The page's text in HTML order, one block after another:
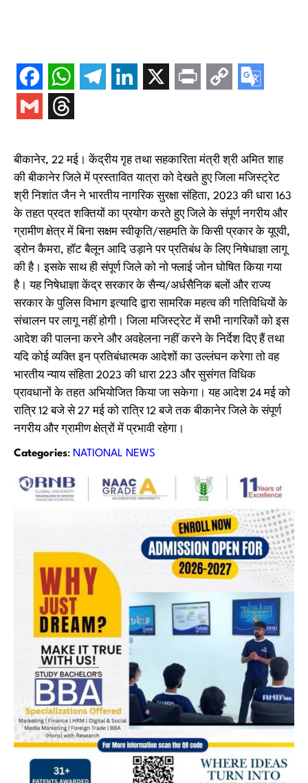
बीकानेर, 22 मई। केंद्रीय गृह तथा सहकारिता मंत्री श्री अमित शाह
की बीकानेर जिले में प्रस्तावित यात्रा को देखते हुए जिला मजिस्ट्रेट
श्री निशांत जैन ने भारतीय नागरिक सुरक्षा संहिता, 2023 की धारा 163
के तहत प्रदत शक्तियों का प्रयोग करते हुए जिले के संपूर्ण नगरीय और
ग्रामीण क्षेत्र में बिना सक्षम स्वीकृति/सहमति के किसी प्रकार के यूएवी,
ड्रोन कैमरा, हॉट बैलून आदि उड़ाने पर प्रतिबंध के लिए निषेधाज्ञा लागू
की है। इसके साथ ही संपूर्ण जिले को नो फ्लाई जोन घोषित किया गया
है। यह निषेधाज्ञा केंद्र सरकार के सैन्य/अर्धसैनिक बलों और राज्य
सरकार के पुलिस विभाग इत्यादि द्वारा सामरिक महत्व की गतिविधियों के
संचालन पर लागू नहीं होगी। जिला मजिस्ट्रेट में सभी नागरिकों को इस
आदेश की पालना करने और अवहेलना नहीं करने के निर्देश दिए हैं तथा
यदि कोई व्यक्ति इन प्रतिबंधात्मक आदेशों का उल्लंघन करेगा तो वह
भारतीय न्याय संहिता 2023 की धारा 223 और सुसंगत विधिक
प्रावधानों के तहत अभियोजित किया जा सकेगा। यह आदेश 24 मई को
रात्रि 12 बजे से 27 मई को रात्रि 12 बजे तक बीकानेर जिले के संपूर्ण
नगरीय और ग्रामीण क्षेत्रों में प्रभावी रहेगा।
Categories: NATIONAL NEWS